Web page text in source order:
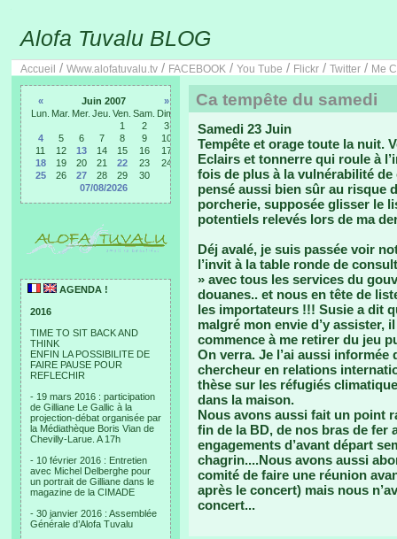
Alofa Tuvalu BLOG
Accueil / Www.alofatuvalu.tv / FACEBOOK / You Tube / Flickr / Twitter / Me
« Juin 2007
»
Lun. Mar. Mer. Jeu. Ven. Sam. Dim.
1
2
3
4
5 6 7 8 9
10
11
12 13 14 15 16
17
18
19 20 21 22 23
24
25
26 27 28 29
30
07/08/2026
AGENDA !
2016
TIME TO SIT BACK AND
THINK
ENFIN LA POSSIBILITE DE
FAIRE PAUSE POUR
REFLECHIR
- 19 mars 2016 : participation
de Gilliane Le Gallic à la
projection-débat organisée par
la Médiathèque Boris Vian de
Chevilly-Larue. A 17h
- 10 février 2016 : Entretien
avec Michel Delberghe pour
un portrait de Gilliane dans le
magazine de la CIMADE
- 30 janvier 2016 : Assemblée
Générale d’Alofa Tuvalu
Ca tempête du samedi
Samedi 23 Juin
Tempête et orage toute la nuit.
Eclairs et tonnerre qui roule à
fois de plus à la vulnérabilité
pensé aussi bien sûr au risque
porcherie, supposée glisser le
potentiels relevés lors de ma
Déj avalé, je suis passée voir
l’invit à la table ronde de
» avec tous les services du
douanes.. et nous en tête de
les importateurs !!! Susie a dit
malgré mon envie d’y assister,
commence à me retirer du jeu
On verra. Je l’ai aussi informée
chercheur en relations
thèse sur les réfugiés
dans la maison.
Nous avons aussi fait un point
fin de la BD, de nos bras de fer
engagements d’avant départ
chagrin....Nous avons aussi
comité de faire une réunion
après le concert) mais nous
concert...